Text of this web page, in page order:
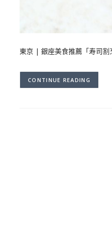
東京 | 銀座美食推薦「寿司
CONTINUE READING